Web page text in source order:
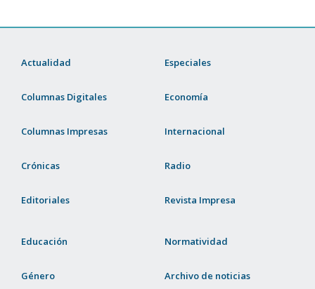
Actualidad
Columnas Digitales
Columnas Impresas
Crónicas
Editoriales
Especiales
Economía
Internacional
Radio
Revista Impresa
Educación
Género
Normatividad
Archivo de noticias